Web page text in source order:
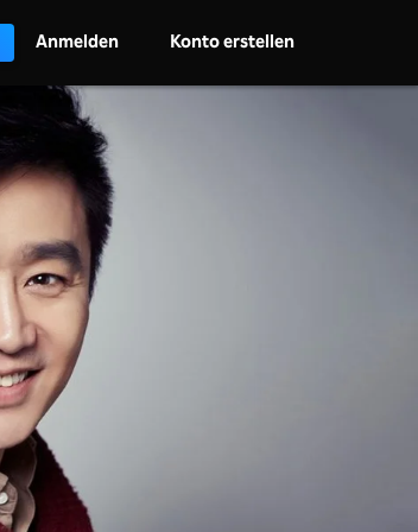
Anmelden Konto erstellen